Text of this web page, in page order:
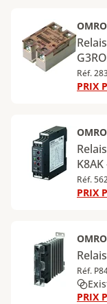
Réf.
PRIX
Réf.
PRIX
Réf.
PRIX